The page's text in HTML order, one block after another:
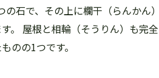
の石で、その上に欄干（らんか
。 屋根と相輪（そうりん）も完
のの1つです。